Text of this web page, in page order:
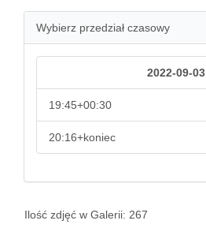
Wybierz przedział czasowy
2022-09-03
19:45+00:30
20:16+koniec
Ilość zdjęć w Galerii: 267